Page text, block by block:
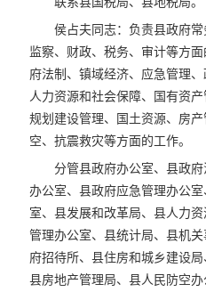
侯占夫同志：负责县政府
监察、财政、税务、审计等方
府法制、镇域经济、应急管理
人力资源和社会保障、国有资
规划建设管理、国土资源、房
空、抗震救灾等方面的工作。
分管县政府办公室、县政
办公室、县政府应急管理办公
室、县发展和改革局、县人力
管理办公室、县统计局、县机
府招待所、县住房和城乡建设
县房地产管理局、县人民防空办